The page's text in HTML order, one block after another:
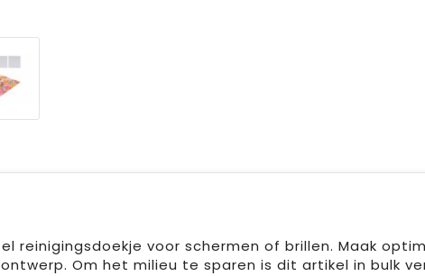
reinigingsdoekje voor schermen of brillen. Maak
Om het milieu te sparen is dit artikel in bulk